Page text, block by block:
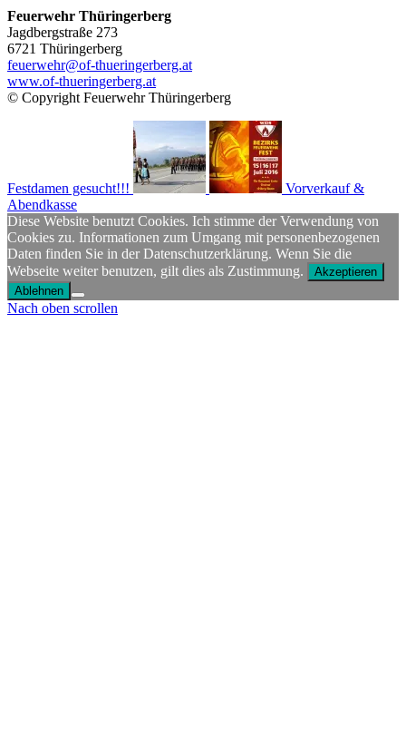
Feuerwehr Thüringerberg
Jagdbergstraße 273
6721 Thüringerberg
feuerwehr@of-thueringerberg.at
www.of-thueringerberg.at
© Copyright Feuerwehr Thüringerberg
Festdamen gesucht!!!
Vorverkauf &
Abendkasse
Diese Website benutzt Cookies. Ich stimme der Verwendung von
Cookies zu. Informationen zum Umgang mit personenbezogenen
Daten finden Sie in der Datenschutzerklärung. Wenn Sie die
Webseite weiter benutzen, gilt dies als Zustimmung.
Akzeptieren
Ablehnen
Nach oben scrollen